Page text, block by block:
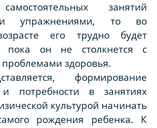
занятий
упражнениями, то во
его трудно будет
пока он не столкнется с
здоровья.
формирование
потребности в занятиях
культурой начинать
рождения ребенка. К